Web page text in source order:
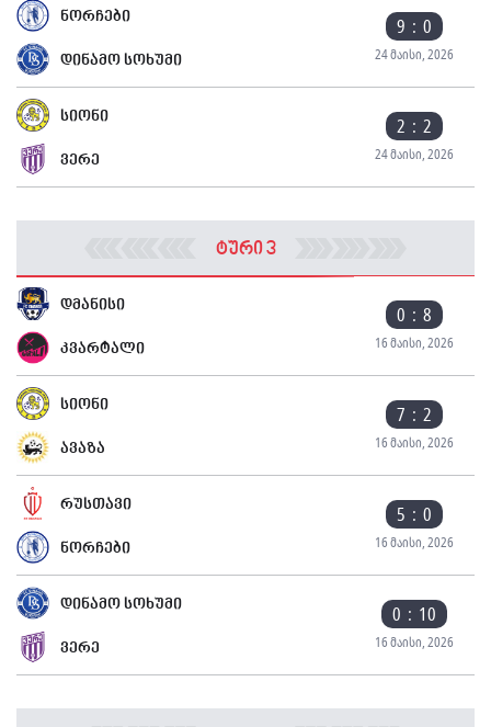
ნორჩები 9 : 0
24 მაისი, 2026
დინამო სოხუმი
სიონი 2 : 2
24 მაისი, 2026
ვერე
ტური 3
დმანისი 0 : 8
16 მაისი, 2026
კვარტალი
სიონი 7 : 2
16 მაისი, 2026
ავაზა
რუსთავი 5 : 0
16 მაისი, 2026
ნორჩები
დინამო სოხუმი 0 : 10
16 მაისი, 2026
ვერე